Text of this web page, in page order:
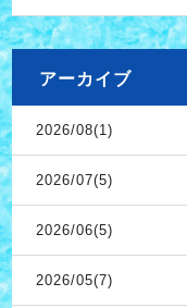
アーカイブ
2026/08(1)
2026/07(5)
2026/06(5)
2026/05(7)